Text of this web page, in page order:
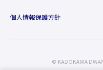
個人情報保護方針
© KADOKAWA